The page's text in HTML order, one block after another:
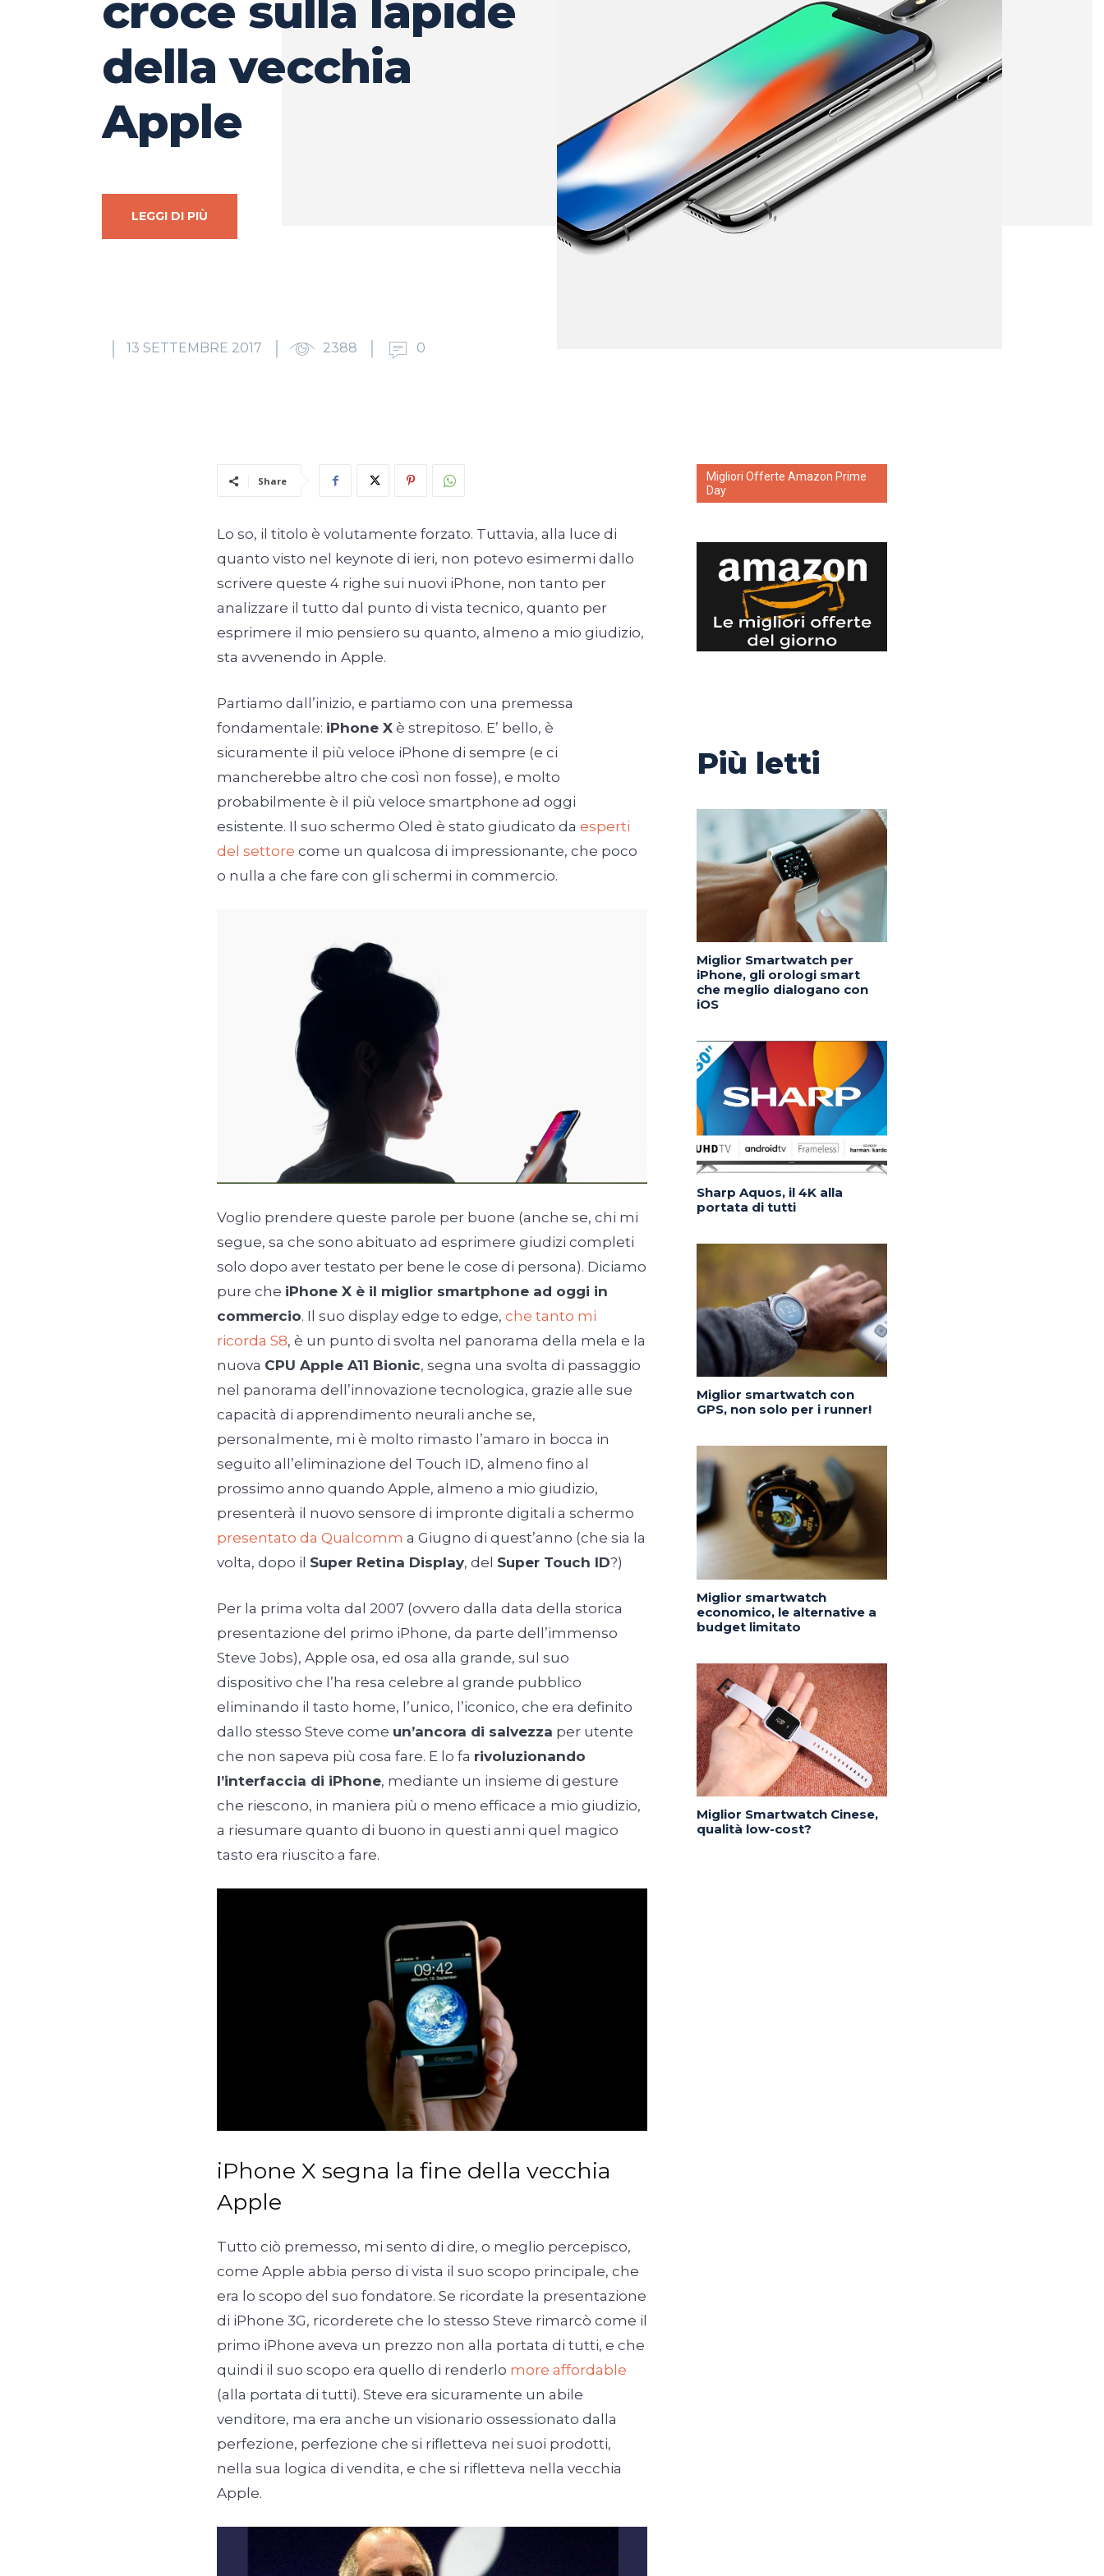
croce sulla lapide
della vecchia
Apple
LEGGI DI PIÙ
13 SETTEMBRE 2017 2388 0
Share
Lo so, il titolo è volutamente forzato. Tuttavia, alla luce di
quanto visto nel keynote di ieri, non potevo esimermi dallo
scrivere queste 4 righe sui nuovi iPhone, non tanto per
analizzare il tutto dal punto di vista tecnico, quanto per
esprimere il mio pensiero su quanto, almeno a mio giudizio,
sta avvenendo in Apple.
Partiamo dall’inizio, e partiamo con una premessa
fondamentale: iPhone X è strepitoso. E’ bello, è
sicuramente il più veloce iPhone di sempre (e ci
mancherebbe altro che così non fosse), e molto
probabilmente è il più veloce smartphone ad oggi
esistente. Il suo schermo Oled è stato giudicato da esperti
del settore come un qualcosa di impressionante, che poco
o nulla a che fare con gli schermi in commercio.
Voglio prendere queste parole per buone (anche se, chi mi
segue, sa che sono abituato ad esprimere giudizi completi
solo dopo aver testato per bene le cose di persona). Diciamo
pure che iPhone X è il miglior smartphone ad oggi in
commercio. Il suo display edge to edge, che tanto mi
ricorda S8, è un punto di svolta nel panorama della mela e la
nuova CPU Apple A11 Bionic, segna una svolta di passaggio
nel panorama dell’innovazione tecnologica, grazie alle sue
capacità di apprendimento neurali anche se,
personalmente, mi è molto rimasto l’amaro in bocca in
seguito all’eliminazione del Touch ID, almeno fino al
prossimo anno quando Apple, almeno a mio giudizio,
presenterà il nuovo sensore di impronte digitali a schermo
presentato da Qualcomm a Giugno di quest’anno (che sia la
volta, dopo il Super Retina Display, del Super Touch ID?)
Per la prima volta dal 2007 (ovvero dalla data della storica
presentazione del primo iPhone, da parte dell’immenso
Steve Jobs), Apple osa, ed osa alla grande, sul suo
dispositivo che l’ha resa celebre al grande pubblico
eliminando il tasto home, l’unico, l’iconico, che era definito
dallo stesso Steve come un’ancora di salvezza per utente
che non sapeva più cosa fare. E lo fa rivoluzionando
l’interfaccia di iPhone, mediante un insieme di gesture
che riescono, in maniera più o meno efficace a mio giudizio,
a riesumare quanto di buono in questi anni quel magico
tasto era riuscito a fare.
iPhone X segna la fine della vecchia
Apple
Tutto ciò premesso, mi sento di dire, o meglio percepisco,
come Apple abbia perso di vista il suo scopo principale, che
era lo scopo del suo fondatore. Se ricordate la presentazione
di iPhone 3G, ricorderete che lo stesso Steve rimarcò come il
primo iPhone aveva un prezzo non alla portata di tutti, e che
quindi il suo scopo era quello di renderlo more affordable
(alla portata di tutti). Steve era sicuramente un abile
venditore, ma era anche un visionario ossessionato dalla
perfezione, perfezione che si rifletteva nei suoi prodotti,
nella sua logica di vendita, e che si rifletteva nella vecchia
Apple.
Migliori Offerte Amazon Prime
Day
Più letti
Miglior Smartwatch per
iPhone, gli orologi smart
che meglio dialogano con
iOS
Sharp Aquos, il 4K alla
portata di tutti
Miglior smartwatch con
GPS, non solo per i runner!
Miglior smartwatch
economico, le alternative a
budget limitato
Miglior Smartwatch Cinese,
qualità low-cost?